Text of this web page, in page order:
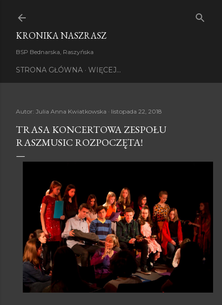
KRONIKA NASZRASZ
BSP Bednarska, Raszyńska
STRONA GŁÓWNA WIĘCEJ…
Autor: Julia Anna Kwiatkowska listopada 22, 2018
TRASA KONCERTOWA ZESPOŁU
RASZMUSIC ROZPOCZĘTA!